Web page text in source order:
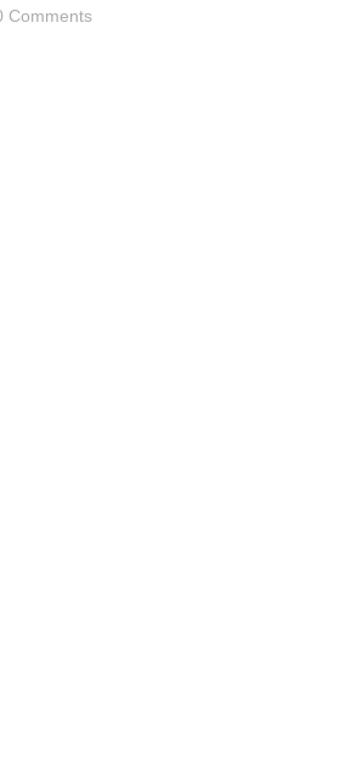
Comments